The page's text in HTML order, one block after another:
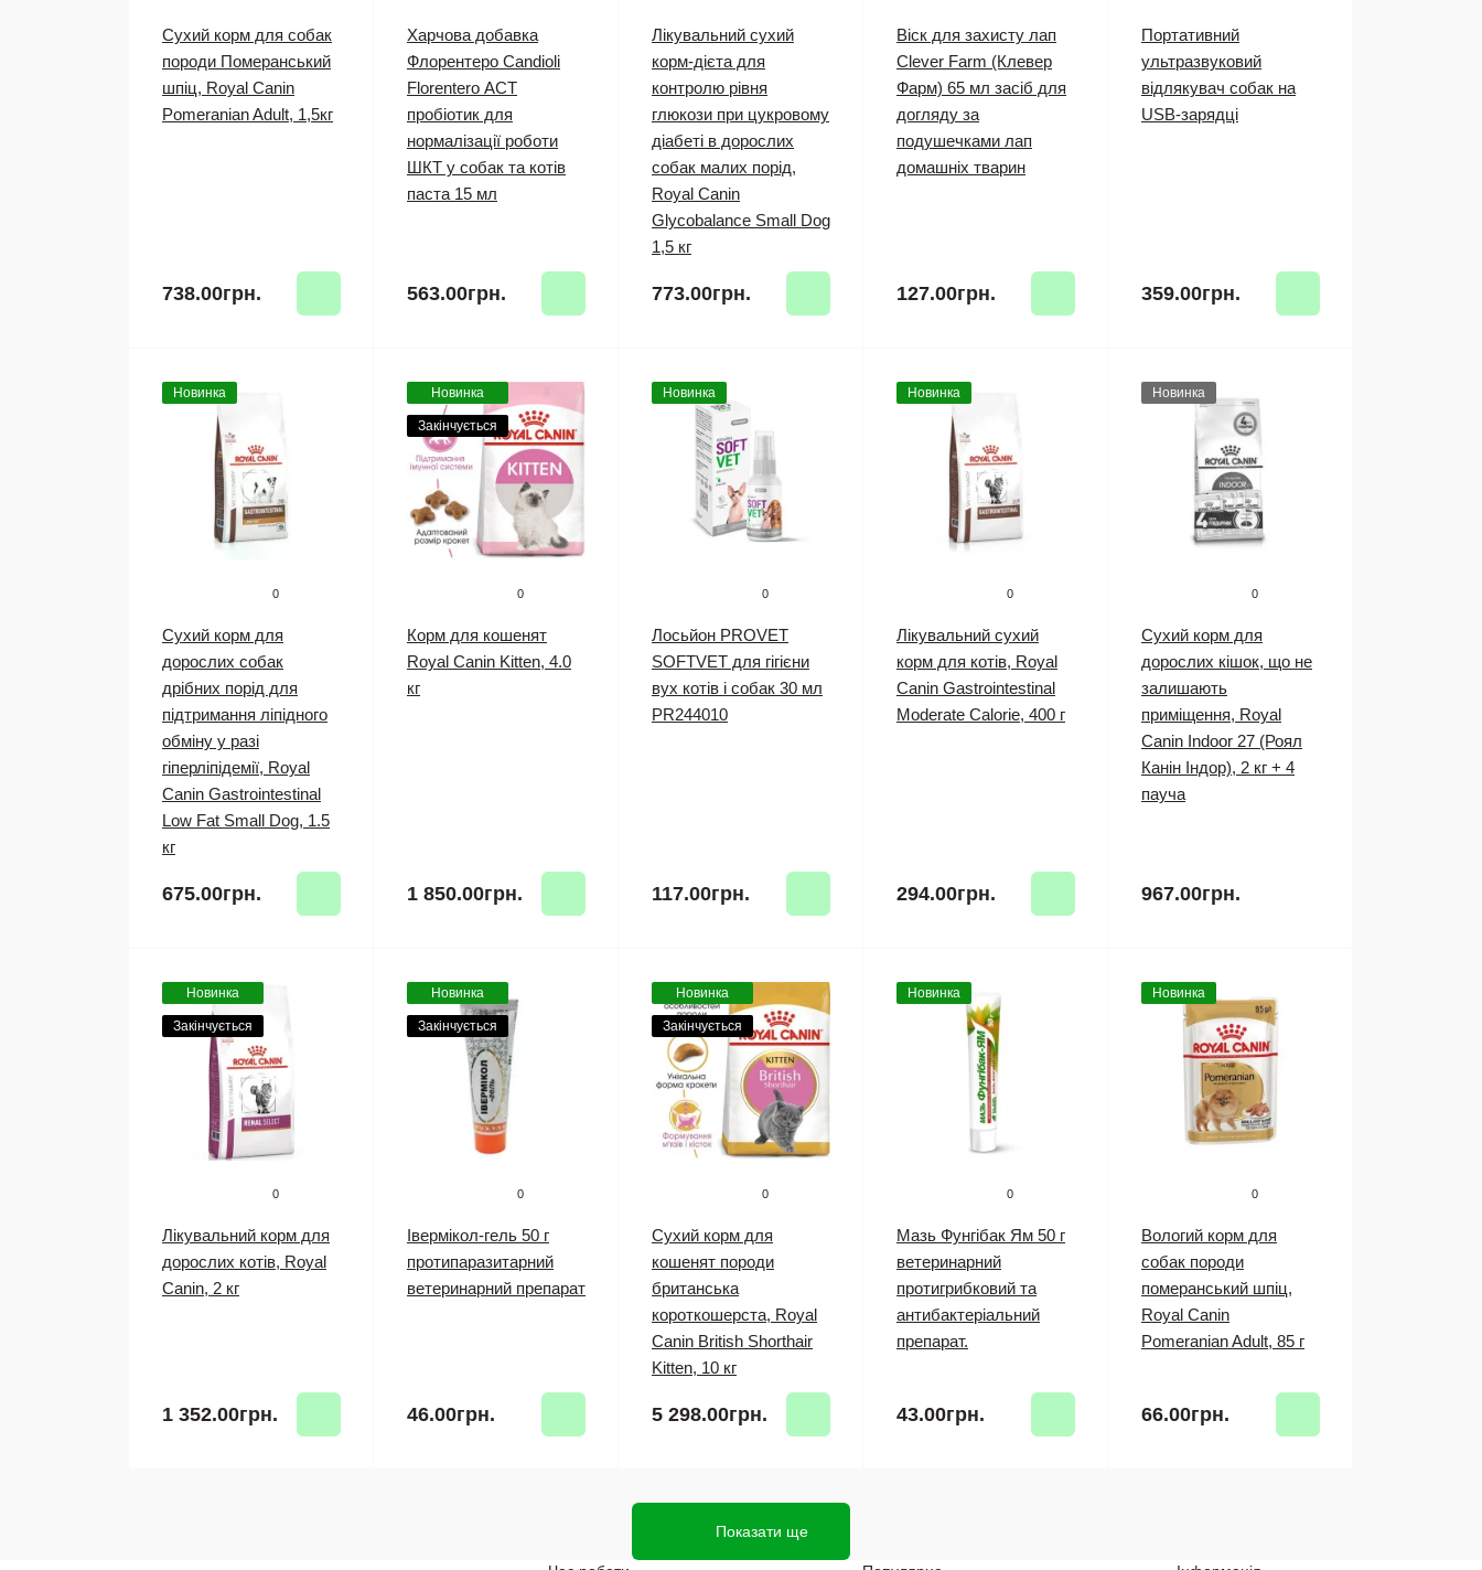
Сухий корм для собак
породи Померанський
шпіц, Royal Canin
Pomeranian Adult, 1,5кг
738.00грн.
Харчова добавка
Флорентеро Candioli
Florentero АСТ
пробіотик для
нормалізації роботи
ШКТ у собак та котів
паста 15 мл
563.00грн.
Лікувальний сухий
корм-дієта для
контролю рівня
глюкози при цукровому
діабеті в дорослих
собак малих порід,
Royal Canin
Glycobalance Small Dog
1,5 кг
773.00грн.
Віск для захисту лап
Clever Farm (Клевер
Фарм) 65 мл засіб для
догляду за
подушечками лап
домашніх тварин
127.00грн.
Портативний
ультразвуковий
відлякувач собак на
USB-зарядці
359.00грн.
Новинка
0
Сухий корм для
дорослих собак
дрібних порід для
підтримання ліпідного
обміну у разі
гіперліпідемії, Royal
Canin Gastrointestinal
Low Fat Small Dog, 1.5
кг
675.00грн.
Новинка
Закінчується
0
Корм для кошенят
Royal Canin Kitten, 4.0
кг
1 850.00грн.
Новинка
0
Лосьйон PROVET
SOFTVET для гігієни
вух котів і собак 30 мл
PR244010
117.00грн.
Новинка
0
Лікувальний сухий
корм для котів, Royal
Canin Gastrointestinal
Moderate Calorie, 400 г
294.00грн.
Новинка
0
Сухий корм для
дорослих кішок, що не
залишають
приміщення, Royal
Canin Indoor 27 (Роял
Канін Індор), 2 кг + 4
пауча
967.00грн.
Новинка
Закінчується
0
Лікувальний корм для
дорослих котів, Royal
Canin, 2 кг
1 352.00грн.
Новинка
Закінчується
0
Івермікол-гель 50 г
протипаразитарний
ветеринарний препарат
46.00грн.
Новинка
Закінчується
0
Сухий корм для
кошенят породи
британська
короткошерста, Royal
Canin British Shorthair
Kitten, 10 кг
5 298.00грн.
Новинка
0
Мазь Фунгібак Ям 50 г
ветеринарний
протигрибковий та
антибактеріальний
препарат.
43.00грн.
Новинка
0
Вологий корм для
собак породи
померанський шпіц,
Royal Canin
Pomeranian Adult, 85 г
66.00грн.
Показати ще